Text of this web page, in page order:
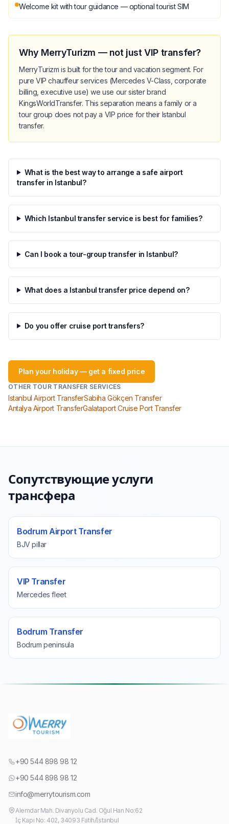
Welcome kit with tour guidance — optional tourist SIM
Why MerryTurizm — not just VIP transfer?
MerryTurizm is built for the tour and vacation segment. For
pure VIP chauffeur services (Mercedes V-Class, corporate
billing, executive use) we use our sister brand
KingsWorldTransfer. This separation means a family or a
tour group does not pay a VIP price for their Istanbul
transfer.
What is the best way to arrange a safe airport
transfer in Istanbul?
Which Istanbul transfer service is best for families?
Can I book a tour-group transfer in Istanbul?
What does a Istanbul transfer price depend on?
Do you offer cruise port transfers?
Plan your holiday — get a fixed price
OTHER TOUR TRANSFER SERVICES
Istanbul Airport TransferSabiha Gökçen Transfer
Antalya Airport TransferGalataport Cruise Port Transfer
Сопутствующие услуги
трансфера
Bodrum Airport Transfer
BJV pillar
VIP Transfer
Mercedes fleet
Bodrum Transfer
Bodrum peninsula
+90 544 898 98 12
+90 544 898 98 12
info@merrytourism.com
Alemdar Mah. Divanyolu Cad. Oğul Han No:62
İç Kapı No: 402, 34093 Fatih/İstanbul